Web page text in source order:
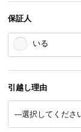
保証人
いる
引越し理由